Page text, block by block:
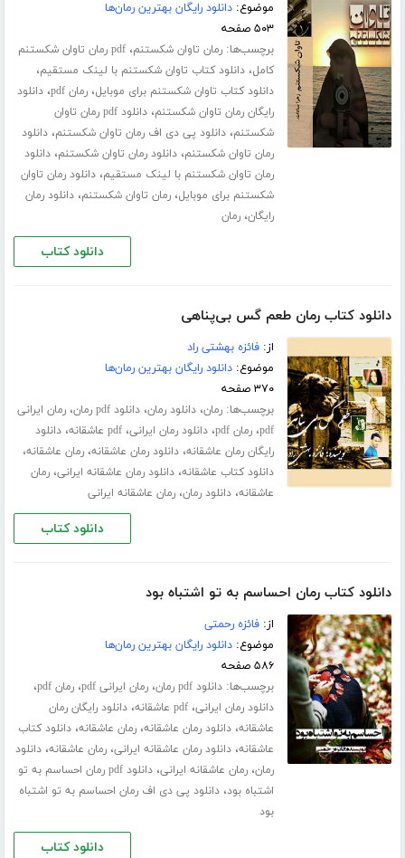
موضوع:دانلود رایگان بهترین رمان‌ها
۵۰۳ صفحه
برچسب‌ها:رمان تاوان شکستنم،
pdf رمان تاوان شکستنم
کامل،دانلود کتاب تاوان شکستنم با لینک مستقیم،
دانلود کتاب تاوان شکستنم برای موبایل،رمان pdf ،دانلود
رایگان رمان تاوان شکستنم،
دانلود pdf رمان تاوان
شکستنم،دانلود پی دی اف رمان تاوان شکستنم،دانلود
رمان تاوان شکستنم،دانلود رمان تاوان شکستنم،دانلود
رمان تاوان شکستنم با لینک مستقیم،دانلود رمان تاوان
شکستنم برای موبایل،رمان تاوان شکستنم،دانلود رمان
رایگان،رمان
دانلود کتاب
دانلود کتاب رمان طعم گس بی‌پناهی
از:فائزه بهشتی راد
موضوع:دانلود رایگان بهترین رمان‌ها
۳۷۰ صفحه
برچسب‌ها:رمان،دانلود رمان،دانلود pdf رمان ،رمان ایرانی
pdf،رمان pdf ،دانلود رمان ایرانی،pdf عاشقانه ،دانلود
رایگان رمان عاشقانه،دانلود رمان عاشقانه،رمان عاشقانه،
دانلود کتاب عاشقانه،دانلود رمان عاشقانه ایرانی،رمان
عاشقانه،دانلود رمان،رمان عاشقانه ایرانی
دانلود کتاب
دانلود کتاب رمان احساسم به تو اشتباه بود
از:فائزه رحمتی
موضوع:دانلود رایگان بهترین رمان‌ها
۵۸۶ صفحه
برچسب‌ها:دانلود pdf رمان ،رمان ایرانی pdf ،رمان pdf ،
دانلود رمان ایرانی،pdf عاشقانه ،دانلود رایگان رمان
عاشقانه،دانلود رمان عاشقانه،رمان عاشقانه،دانلود کتاب
عاشقانه،دانلود رمان عاشقانه ایرانی،رمان عاشقانه،دانلود
رمان،رمان عاشقانه ایرانی،
دانلود pdf رمان احساسم به تو
اشتباه بود،دانلود پی دی اف رمان احساسم به تو اشتباه
بود
دانلود کتاب